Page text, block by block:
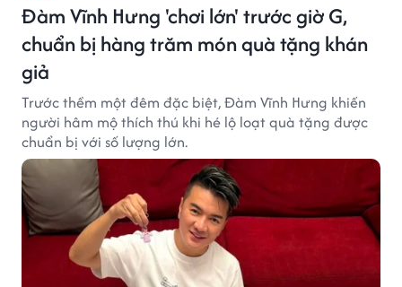
Đàm Vĩnh Hưng 'chơi lớn' trước giờ G,
chuẩn bị hàng trăm món quà tặng khán
giả
Trước thềm một đêm đặc biệt, Đàm Vĩnh Hưng khiến
người hâm mộ thích thú khi hé lộ loạt quà tặng được
chuẩn bị với số lượng lớn.